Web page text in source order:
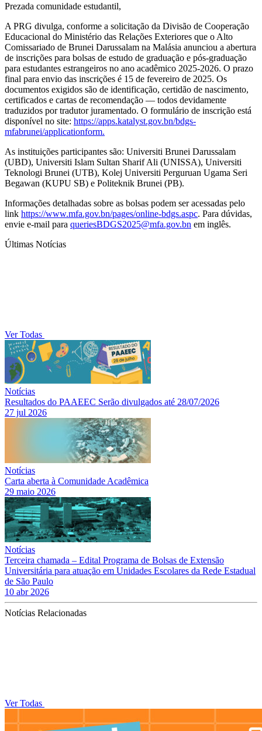
Prezada comunidade estudantil,
A PRG divulga, conforme a solicitação da Divisão de Cooperação
Educacional do Ministério das Relações Exteriores que o Alto
Comissariado de Brunei Darussalam na Malásia anunciou a abertura
de inscrições para bolsas de estudo de graduação e pós-graduação
para estudantes estrangeiros no ano acadêmico 2025-2026. O prazo
final para envio das inscrições é 15 de fevereiro de 2025. Os
documentos exigidos são de identificação, certidão de nascimento,
certificados e cartas de recomendação — todos devidamente
traduzidos por tradutor juramentado. O formulário de inscrição está
disponível no site: https://apps.katalyst.gov.bn/bdgs-
mfabrunei/applicationform.
As instituições participantes são: Universiti Brunei Darussalam
(UBD), Universiti Islam Sultan Sharif Ali (UNISSA), Universiti
Teknologi Brunei (UTB), Kolej Universiti Perguruan Ugama Seri
Begawan (KUPU SB) e Politeknik Brunei (PB).
Informações detalhadas sobre as bolsas podem ser acessadas pelo
link https://www.mfa.gov.bn/pages/online-bdgs.aspc. Para dúvidas,
envie e-mail para queriesBDGS2025@mfa.gov.bn em inglês.
Últimas Notícias
Ver Todas
Notícias
Resultados do PAAEEC Serão divulgados até 28/07/2026
27 jul 2026
Notícias
Carta aberta à Comunidade Acadêmica
29 maio 2026
Notícias
Terceira chamada – Edital Programa de Bolsas de Extensão
Universitária para atuação em Unidades Escolares da Rede Estadual
de São Paulo
10 abr 2026
Notícias Relacionadas
Ver Todas